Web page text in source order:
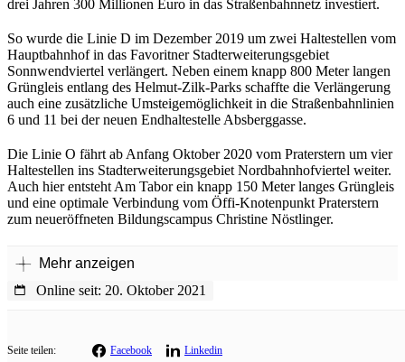
drei Jahren 300 Millionen Euro in das Straßenbahnnetz investiert.
So wurde die Linie D im Dezember 2019 um zwei Haltestellen vom
Hauptbahnhof in das Favoritner Stadterweiterungsgebiet
Sonnwendviertel verlängert. Neben einem knapp 800 Meter langen
Grüngleis entlang des Helmut-Zilk-Parks schaffte die Verlängerung
auch eine zusätzliche Umsteigemöglichkeit in die Straßenbahnlinien
6 und 11 bei der neuen Endhaltestelle Absberggasse.
Die Linie O fährt ab Anfang Oktober 2020 vom Praterstern um vier
Haltestellen ins Stadterweiterungsgebiet Nordbahnhofviertel weiter.
Auch hier entsteht Am Tabor ein knapp 150 Meter langes Grüngleis
und eine optimale Verbindung vom Öffi-Knotenpunkt Praterstern
zum neueröffneten Bildungscampus Christine Nöstlinger.
Mehr anzeigen
Online seit: 20. Oktober 2021
Seite teilen: Facebook Linkedin